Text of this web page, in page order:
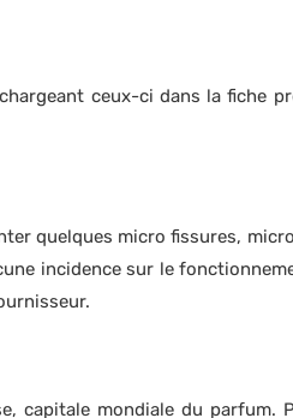
ceux-ci dans la fiche
quelques micro fissures,
incidence sur le
capitale mondiale du